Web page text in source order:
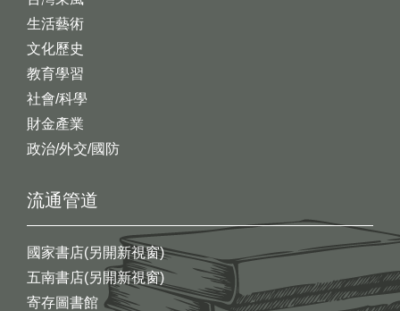
生活藝術
文化歷史
教育學習
社會/科學
財金產業
政治/外交/國防
流通管道
國家書店(另開新視窗)
五南書店(另開新視窗)
寄存圖書館